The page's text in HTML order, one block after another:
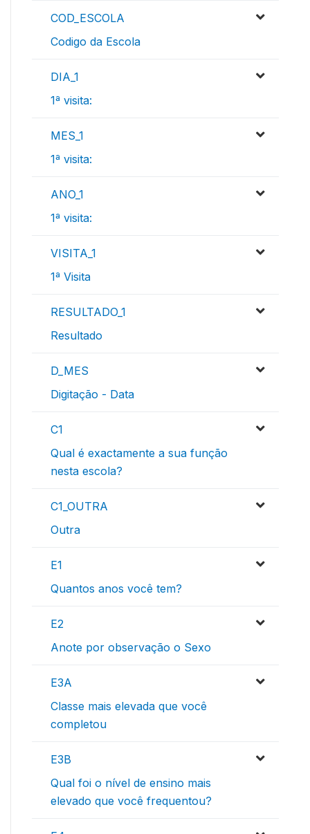
COD_ESCOLA
Codigo da Escola
DIA_1
1ª visita:
MES_1
1ª visita:
ANO_1
1ª visita:
VISITA_1
1ª Visita
RESULTADO_1
Resultado
D_MES
Digitação - Data
C1
Qual é exactamente a sua função
nesta escola?
C1_OUTRA
Outra
E1
Quantos anos você tem?
E2
Anote por observação o Sexo
E3A
Classe mais elevada que você
completou
E3B
Qual foi o nível de ensino mais
elevado que você frequentou?